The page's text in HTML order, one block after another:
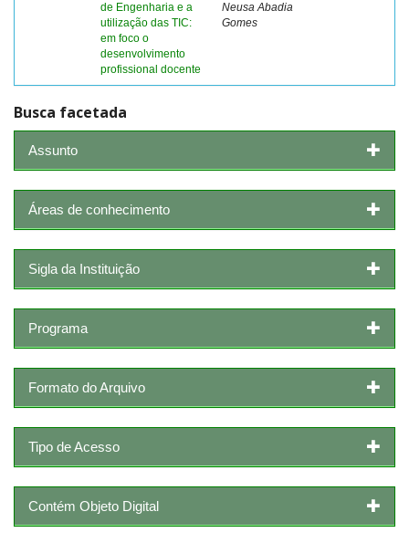
de Engenharia e a
utilização das TIC:
em foco o
desenvolvimento
profissional docente
Neusa Abadia
Gomes
Busca facetada
Assunto
Áreas de conhecimento
Sigla da Instituição
Programa
Formato do Arquivo
Tipo de Acesso
Contém Objeto Digital